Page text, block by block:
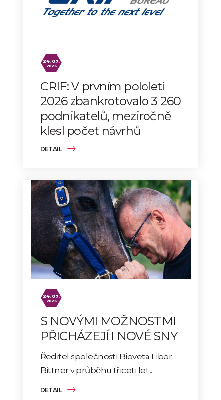
DETAIL
24. 07.
2026
CRIF: V prvním pololetí
2026 zbankrotovalo 3 260
podnikatelů, meziročně
klesl počet návrhů
DETAIL
24. 07.
2026
S NOVÝMI MOŽNOSTMI
PŘICHÁZEJÍ I NOVÉ SNY
Ředitel společnosti Bioveta Libor
Bittner v průběhu třiceti let...